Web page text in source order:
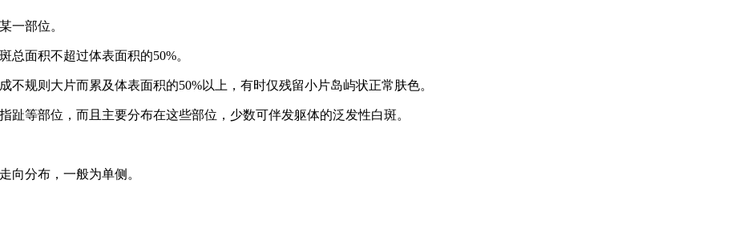
一部位。
面积不超过体表面积的50%。
规则大片而累及体表面积的50%以上，有时仅残留小片岛屿状正常肤色。
等部位，而且主要分布在这些部位，少数可伴发躯体的泛发性白斑。
分布，一般为单侧。